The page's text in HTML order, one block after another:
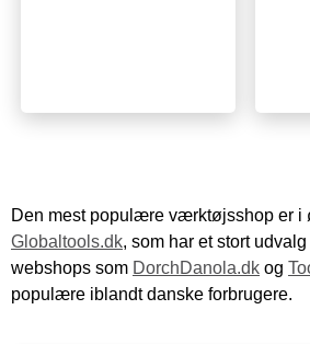
Den mest populære værktøjsshop er i
Globaltools.dk, som har et stort
webshops som DorchDanola.dk og
populære iblandt danske forbrugere.